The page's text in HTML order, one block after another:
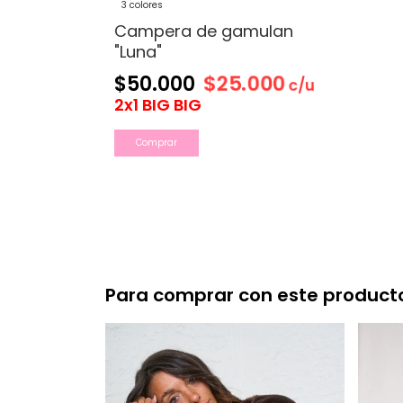
3 colores
Campera de gamulan
"Luna"
$50.000 $25.000c/u
2x1 BIG BIG
Comprar
Para comprar con este